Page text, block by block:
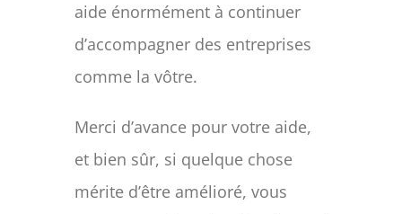
aide énormément à continuer
d’accompagner des entreprises
comme la vôtre.
Merci d’avance pour votre aide,
et bien sûr, si quelque chose
mérite d’être amélioré, vous